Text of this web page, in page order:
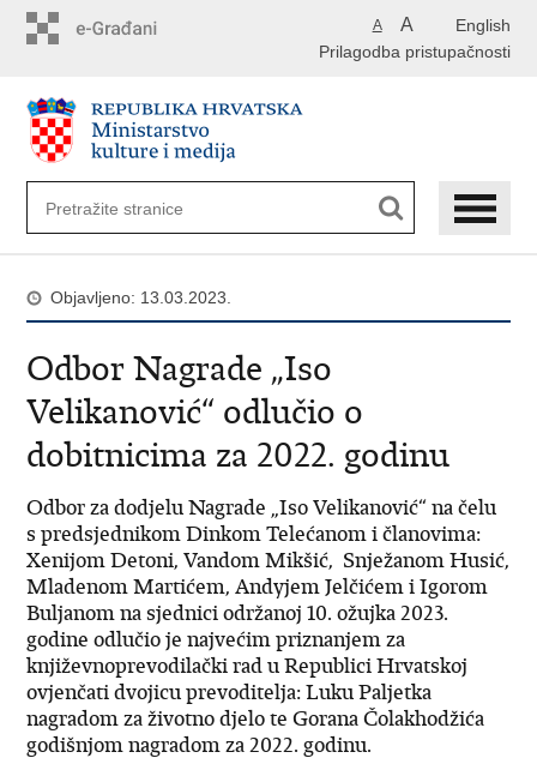
English
A A
Prilagodba pristupačnosti
Objavljeno: 13.03.2023.
Odbor Nagrade „Iso
Velikanović“ odlučio o
dobitnicima za 2022. godinu
Odbor za dodjelu Nagrade „Iso Velikanović“ na čelu
s predsjednikom Dinkom Telećanom i članovima:
Xenijom Detoni, Vandom Mikšić, Snježanom Husić,
Mladenom Martićem, Andyjem Jelčićem i Igorom
Buljanom na sjednici održanoj 10. ožujka 2023.
godine odlučio je najvećim priznanjem za
književnoprevodilački rad u Republici Hrvatskoj
ovjenčati dvojicu prevoditelja: Luku Paljetka
nagradom za životno djelo te Gorana Čolakhodžića
godišnjom nagradom za 2022. godinu.